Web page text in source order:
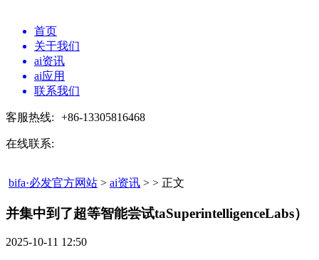
首页
关于我们
ai资讯
ai应用
联系我们
客服热线: +86-13305816468
在线联系:
bifa·必发官方网站 > ai资讯 > > 正文
并集中到了超等智能尝试taSuperintelligenceLabs）​
2025-10-11 12:50